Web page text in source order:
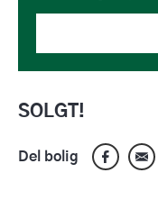
SOLGT!
Del bolig